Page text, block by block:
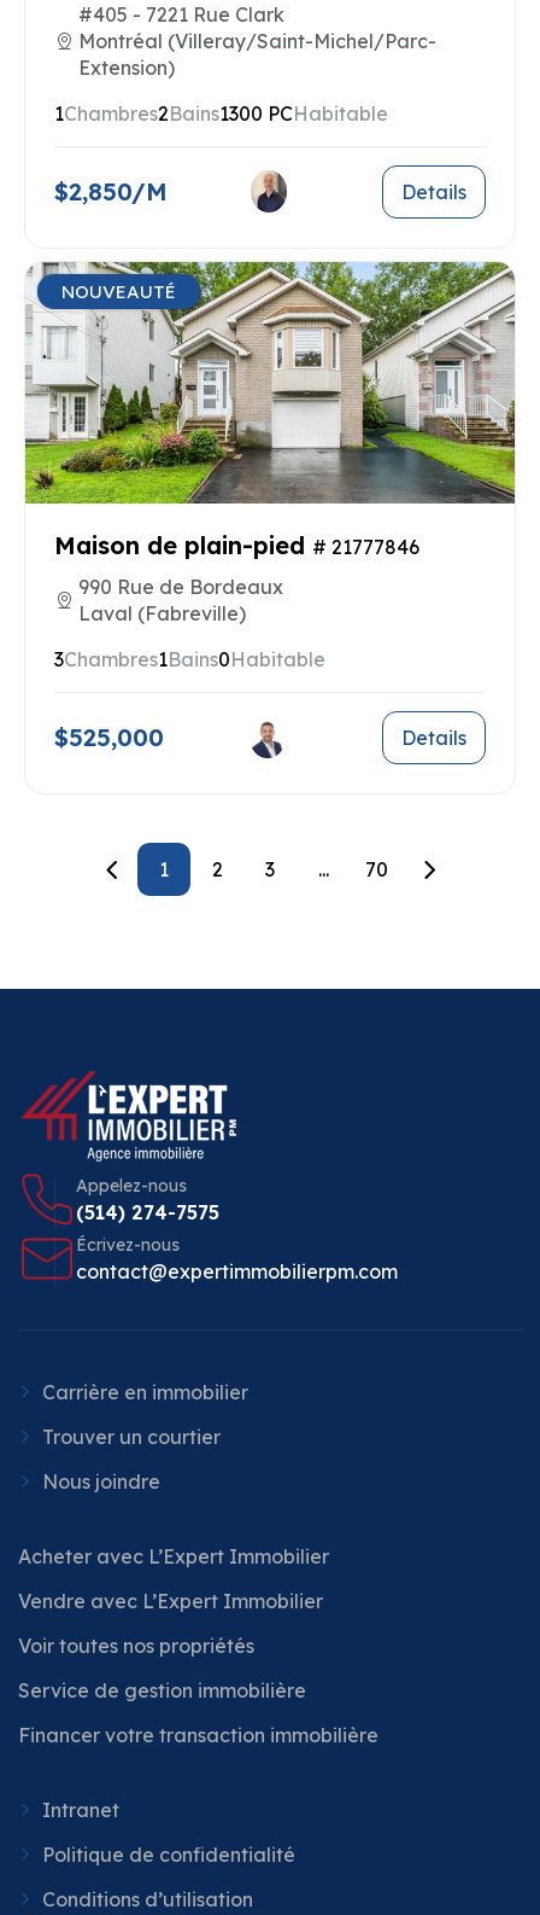
#405 - 7221 Rue Clark
Montréal (Villeray/Saint-Michel/Parc-
Extension)
1Chambres2Bains1300 PCHabitable
$2,850/M Details
NOUVEAUTÉ
Maison de plain-pied # 21777846
990 Rue de Bordeaux
Laval (Fabreville)
3Chambres1Bains0Habitable
$525,000 Details
1 2 3 ... 70
Appelez-nous
(514) 274-7575
Écrivez-nous
contact@expertimmobilierpm.com
Carrière en immobilier
Trouver un courtier
Nous joindre
Acheter avec L’Expert Immobilier
Vendre avec L’Expert Immobilier
Voir toutes nos propriétés
Service de gestion immobilière
Financer votre transaction immobilière
Intranet
Politique de confidentialité
Conditions d’utilisation